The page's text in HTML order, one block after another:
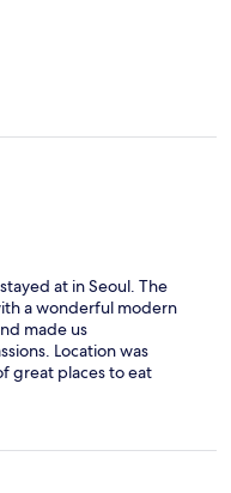
at in Seoul. The
a wonderful modern
made us
Location was
great places to eat
and the connectivity
will get you anywhere